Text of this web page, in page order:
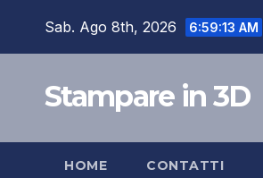
Sab. Ago 8th, 2026 6:59:14 AM
Stampare in 3D
HOME CONTATTI